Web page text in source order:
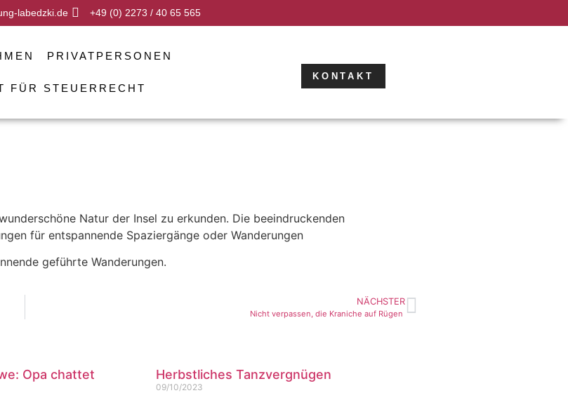
labedzki.de +49 (0) 2273 / 40 65 565
PRIVATPERSONEN
FÜR STEUERRECHT
KONTAKT
Natur der Insel zu erkunden. Die beeindruckenden
für entspannende Spaziergänge oder Wanderungen
geführte Wanderungen.
NÄCHSTER
Nicht verpassen, die Kraniche auf Rügen
Opa chattet Herbstliches Tanzvergnügen
09/10/2023